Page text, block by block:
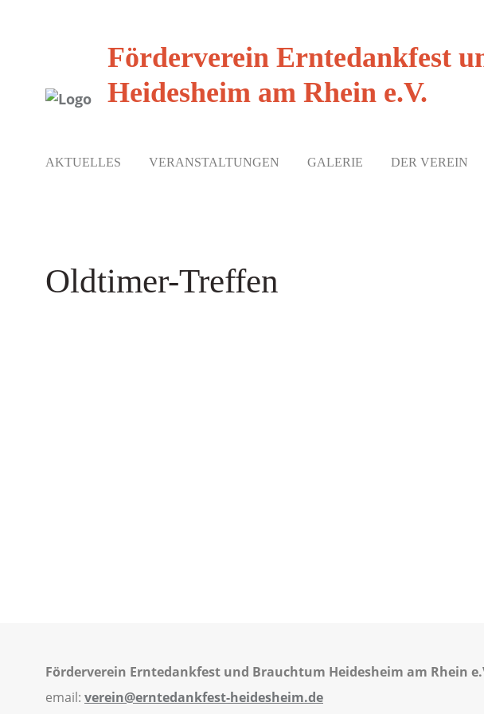
Förderverein Erntedankfest
Heidesheim am Rhein e.V.
AKTUELLES VERANSTALTUNGEN GALERIE DER VEREIN
Oldtimer-Treffen
Förderverein Erntedankfest und Brauchtum Heidesheim am Rhein
email: verein@erntedankfest-heidesheim.de